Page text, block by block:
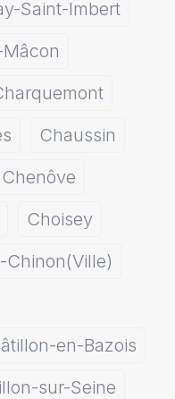
Saint-Imbert
Chaussin
Chenôve
Choisey
Chinon(Ville)
en-Bazois
sur-Seine